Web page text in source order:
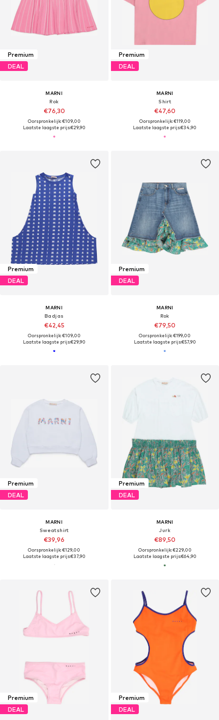
Premium
DEAL
MARNI
Rok
€76,30
Oorspronkelijk: €109,00
Laatste laagste prijs:€29,90
Premium
DEAL
MARNI
Shirt
€47,60
Oorspronkelijk: €119,00
Laatste laagste prijs:€34,90
Premium
DEAL
MARNI
Badjas
€42,45
Oorspronkelijk: €109,00
Laatste laagste prijs:€29,90
Premium
DEAL
MARNI
Rok
€79,50
Oorspronkelijk: €199,00
Laatste laagste prijs:€57,90
Premium
DEAL
MARNI
Sweatshirt
€39,96
Oorspronkelijk: €129,00
Laatste laagste prijs:€37,90
Premium
DEAL
MARNI
Jurk
€89,50
Oorspronkelijk: €229,00
Laatste laagste prijs:€64,90
Premium
DEAL
Premium
DEAL